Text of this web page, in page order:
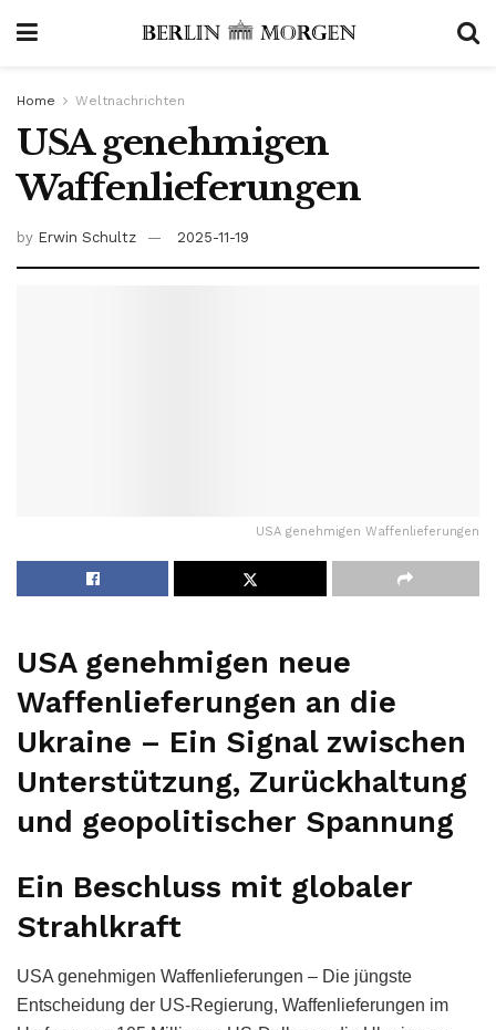
Home Weltnachrichten
USA genehmigen
Waffenlieferungen
by Erwin Schultz 2025-11-19
USA genehmigen Waffenlieferungen
USA genehmigen neue
Waffenlieferungen an die
Ukraine – Ein Signal zwischen
Unterstützung, Zurückhaltung
und geopolitischer Spannung
Ein Beschluss mit globaler
Strahlkraft
USA genehmigen Waffenlieferungen – Die jüngste
Entscheidung der US-Regierung, Waffenlieferungen im